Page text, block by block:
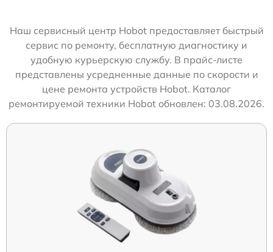
Наш сервисный центр Hobot предоставляет быстрый
сервис по ремонту, бесплатную диагностику и
удобную курьерскую службу. В прайс-листе
представлены усредненные данные по скорости и
цене ремонта устройств Hobot. Каталог
ремонтируемой техники Hobot обновлен: 03.08.2026.